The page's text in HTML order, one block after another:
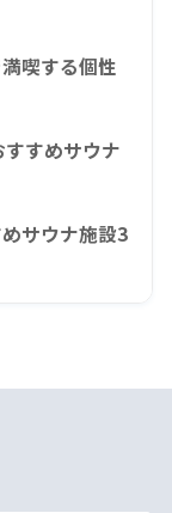
喫する個性
すめサウナ
サウナ施設3